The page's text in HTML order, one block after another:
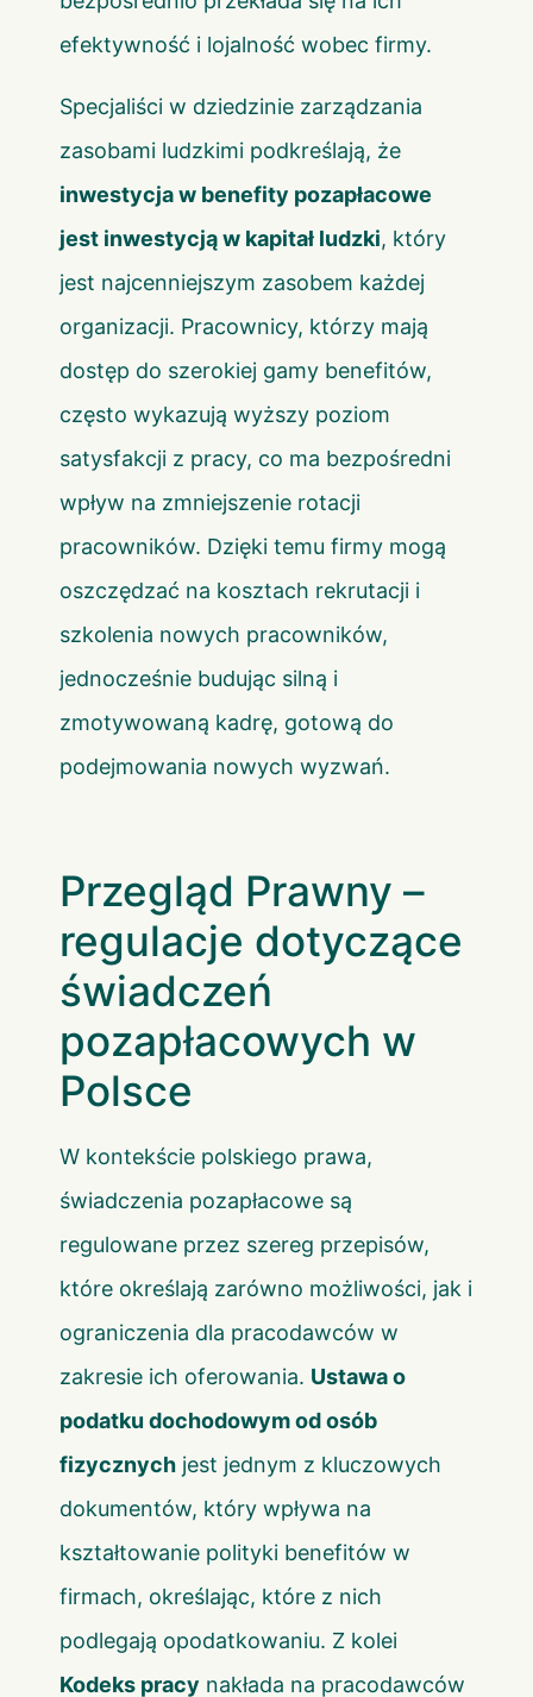
efektywność i lojalność wobec firmy.
Specjaliści w dziedzinie zarządzania
zasobami ludzkimi podkreślają, że
inwestycja w benefity pozapłacowe
jest inwestycją w kapitał ludzki, który
jest najcenniejszym zasobem każdej
organizacji. Pracownicy, którzy mają
dostęp do szerokiej gamy benefitów,
często wykazują wyższy poziom
satysfakcji z pracy, co ma bezpośredni
wpływ na zmniejszenie rotacji
pracowników. Dzięki temu firmy mogą
oszczędzać na kosztach rekrutacji i
szkolenia nowych pracowników,
jednocześnie budując silną i
zmotywowaną kadrę, gotową do
podejmowania nowych wyzwań.
Przegląd Prawny –
regulacje dotyczące
świadczeń
pozapłacowych w
Polsce
W kontekście polskiego prawa,
świadczenia pozapłacowe są
regulowane przez szereg przepisów,
które określają zarówno możliwości, jak i
ograniczenia dla pracodawców w
zakresie ich oferowania. Ustawa o
podatku dochodowym od osób
fizycznych jest jednym z kluczowych
dokumentów, który wpływa na
kształtowanie polityki benefitów w
firmach, określając, które z nich
podlegają opodatkowaniu. Z kolei
Kodeks pracy nakłada na pracodawców